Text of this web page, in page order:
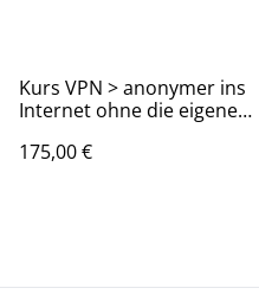
Kurs VPN > anonymer ins
Internet ohne die eigene
Grundlagen&Einrichten_9
175,00 €